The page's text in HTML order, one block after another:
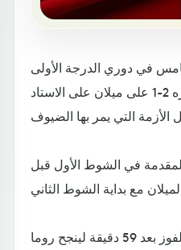
في دوري الدرجة الأولى
الايطالي لكرة القدم بفوزه 2-1 على ميلان على الاستاد
في الشوط الأول قبل
وسجل نيكولو زانيولو هدف الفوز بعد 59 دقيقة لينجح روما